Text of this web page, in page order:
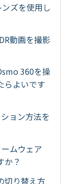
ズを使用し
動画を撮影
360を操
らよいです
ョン方法を
ムウェア
か？
切り替え方